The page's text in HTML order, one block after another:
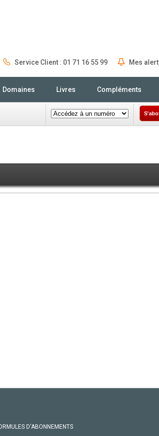
Service Client : 01 71 16 55 99 Mes
Domaines Livres Compléments
D'ABONNEMENTS